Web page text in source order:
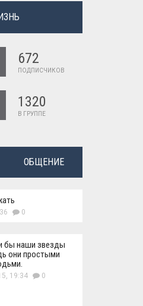
672
ПОДПИСЧИКОВ
1320
В ГРУППЕ
ОБЩЕНИЕ
0
бы наши звезды
они простыми
19:34 0